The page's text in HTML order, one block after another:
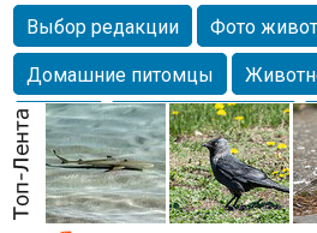
Выбор редакции Фото
Домашние питомцы
Собаки
Alexanderandronik
Морда
Собачка Осень
Насекомое
Коты Lebert